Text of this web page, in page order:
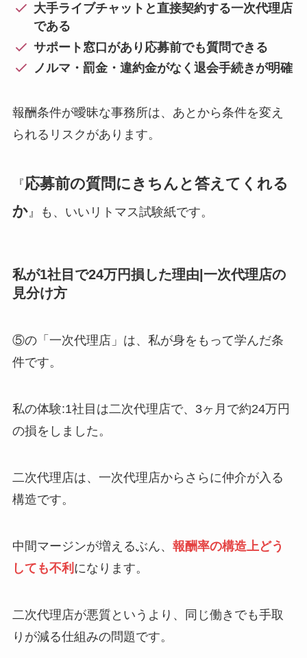
大手ライブチャットと直接契約する一次代理店
である
サポート窓口があり応募前でも質問できる
ノルマ・罰金・違約金がなく退会手続きが明確
報酬条件が曖昧な事務所は、あとから条件を変え
られるリスクがあります。
『応募前の質問にきちんと答えてくれる
か』も、いいリトマス試験紙です。
私が1社目で24万円損した理由|一次代理店の
見分け方
⑤の「一次代理店」は、私が身をもって学んだ条
件です。
私の体験:1社目は二次代理店で、3ヶ月で約24万円
の損をしました。
二次代理店は、一次代理店からさらに仲介が入る
構造です。
中間マージンが増えるぶん、 報酬率の構造上どう
しても不利 になります。
二次代理店が悪質というより、同じ働きでも手取
りが減る仕組みの問題です。